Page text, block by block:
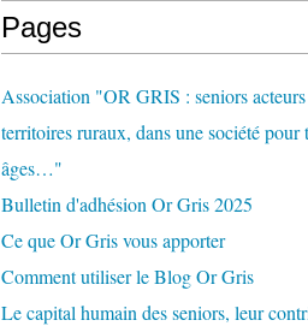
Pages
Association "OR GRIS : seniors acteurs
territoires ruraux, dans une société pour
âges…"
Bulletin d'adhésion Or Gris 2025
Ce que Or Gris vous apporter
Comment utiliser le Blog Or Gris
Le capital humain des seniors, leur